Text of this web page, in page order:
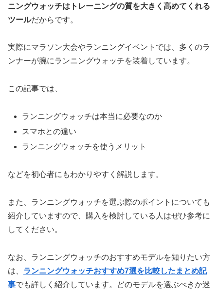
ニングウォッチはトレーニングの質を大きく高めてくれる
ツールだからです。
実際にマラソン大会やランニングイベントでは、多くのラ
ンナーが腕にランニングウォッチを装着しています。
この記事では、
ランニングウォッチは本当に必要なのか
スマホとの違い
ランニングウォッチを使うメリット
などを初心者にもわかりやすく解説します。
また、ランニングウォッチを選ぶ際のポイントについても
紹介していますので、購入を検討している人はぜひ参考に
してください。
なお、ランニングウォッチのおすすめモデルを知りたい方
は、 ランニングウォッチおすすめ7選を比較したまとめ記
事でも詳しく紹介しています。どのモデルを選ぶべきか迷